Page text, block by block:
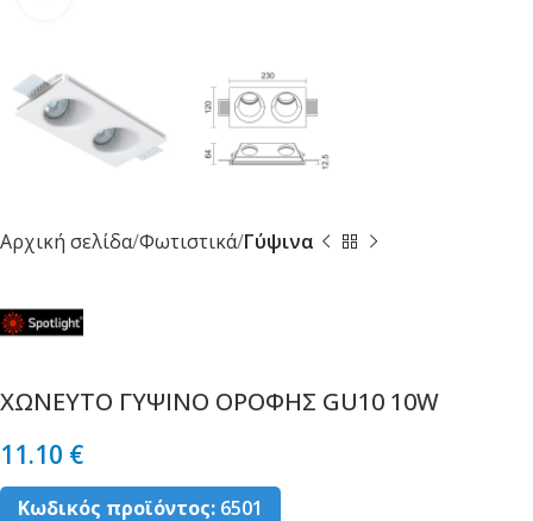
Αρχική σελίδα Φωτιστικά Γύψινα
ΧΩΝΕΥΤΟ ΓΥΨΙΝΟ ΟΡΟΦΗΣ GU10 10W
11.10 €
Κωδικός προϊόντος: 6501